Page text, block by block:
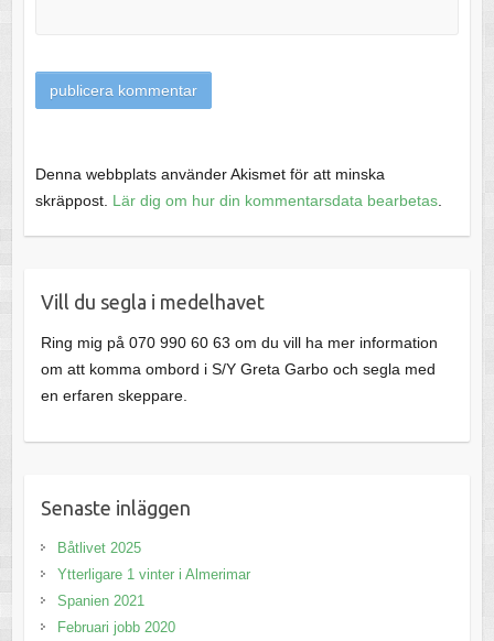
Denna webbplats använder Akismet för att minska
skräppost. Lär dig om hur din kommentarsdata bearbetas.
Vill du segla i medelhavet
Ring mig på 070 990 60 63 om du vill ha mer information
om att komma ombord i S/Y Greta Garbo och segla med
en erfaren skeppare.
Senaste inläggen
Båtlivet 2025
Ytterligare 1 vinter i Almerimar
Spanien 2021
Februari jobb 2020